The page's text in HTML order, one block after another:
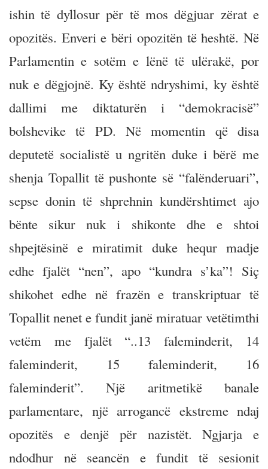
ishin të dyllosur për të mos dëgjuar zërat e
opozitës. Enveri e bëri opozitën të heshtë. Në
Parlamentin e sotëm e lënë të ulërakë, por
nuk e dëgjojnë. Ky është ndryshimi, ky është
dallimi me diktaturën i “demokracisë”
bolshevike të PD. Në momentin që disa
deputetë socialistë u ngritën duke i bërë me
shenja Topallit të pushonte së “falënderuari”,
sepse donin të shprehnin kundërshtimet ajo
bënte sikur nuk i shikonte dhe e shtoi
shpejtësinë e miratimit duke hequr madje
edhe fjalët “nen”, apo “kundra s’ka”! Siç
shikohet edhe në frazën e transkriptuar të
Topallit nenet e fundit janë miratuar vetëtimthi
vetëm me fjalët “..13 faleminderit, 14
faleminderit, 15 faleminderit, 16
faleminderit”. Një aritmetikë banale
parlamentare, një arrogancë ekstreme ndaj
opozitës e denjë për nazistët. Ngjarja e
ndodhur në seancën e fundit të sesionit